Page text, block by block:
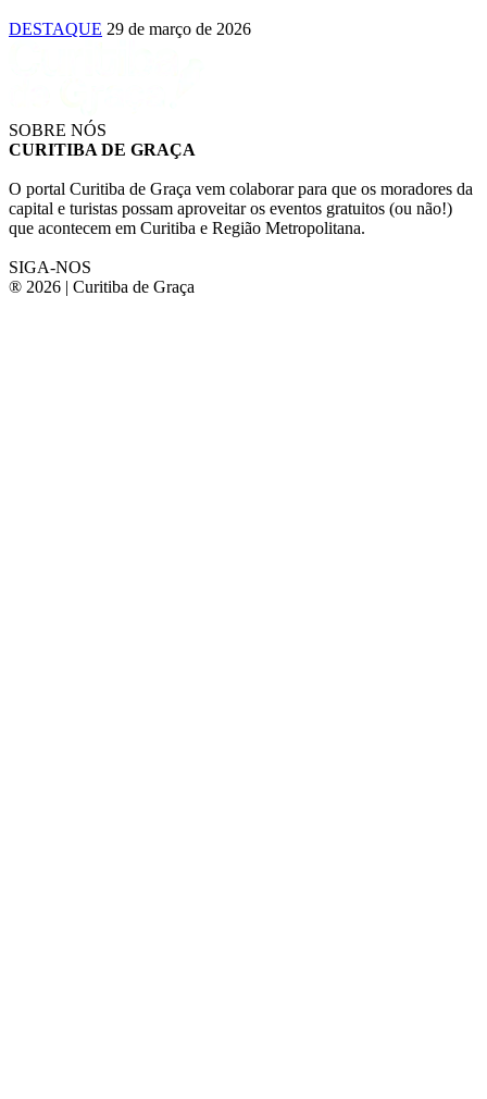
DESTAQUE 29 de março de 2026
SOBRE NÓS
CURITIBA DE GRAÇA
O portal Curitiba de Graça vem colaborar para que os moradores da
capital e turistas possam aproveitar os eventos gratuitos (ou não!)
que acontecem em Curitiba e Região Metropolitana.
SIGA-NOS
® 2026 | Curitiba de Graça